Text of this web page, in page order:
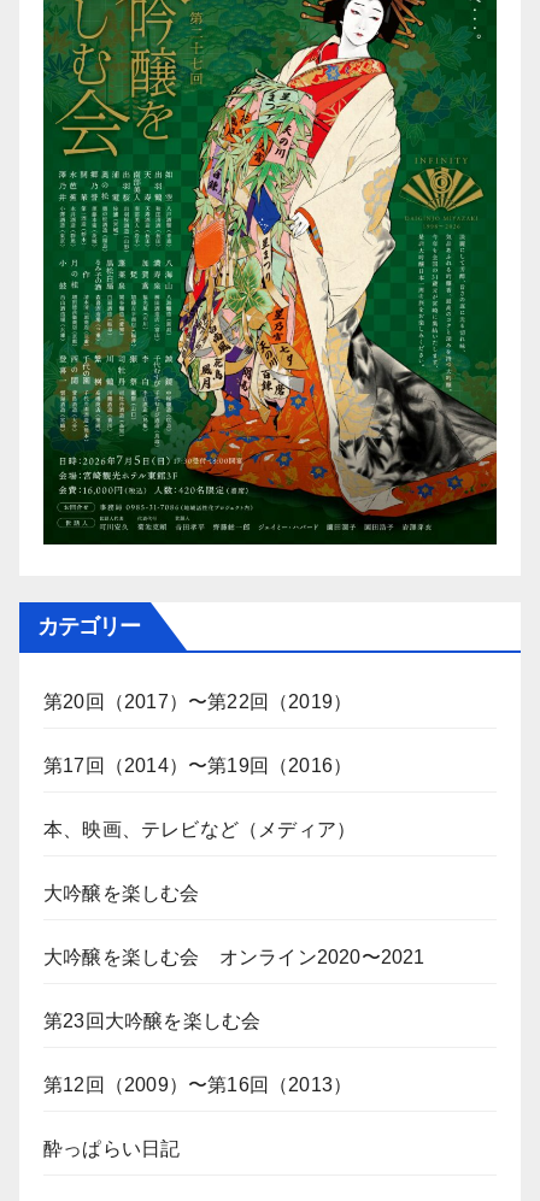
カテゴリー
第20回（2017）〜第22回（2019）
第17回（2014）〜第19回（2016）
本、映画、テレビなど（メディア）
大吟醸を楽しむ会
大吟醸を楽しむ会 オンライン2020〜2021
第23回大吟醸を楽しむ会
第12回（2009）〜第16回（2013）
酔っぱらい日記